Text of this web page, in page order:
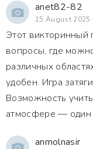
anet82-82
15 August 2025
Этот викторинный
вопросы, где
различных
удобен. Игра
Возможность
атмосфере — один
anmolnasir